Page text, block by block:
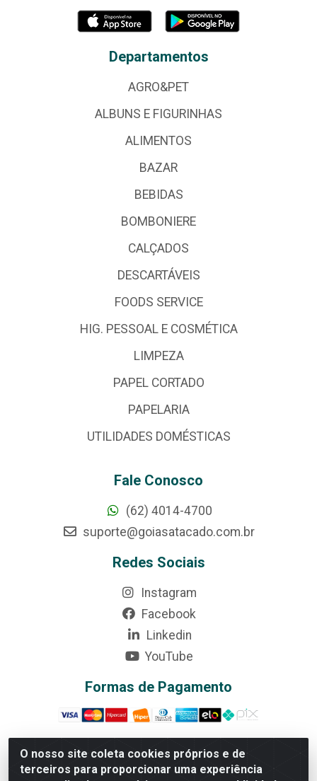
O nosso site coleta cookies próprios e de
terceiros para proporcionar uma experiência
Departamentos
AGRO&PET
ALBUNS E FIGURINHAS
ALIMENTOS
BAZAR
BEBIDAS
BOMBONIERE
CALÇADOS
DESCARTÁVEIS
FOODS SERVICE
HIG. PESSOAL E COSMÉTICA
LIMPEZA
PAPEL CORTADO
PAPELARIA
UTILIDADES DOMÉSTICAS
Fale Conosco
(62) 4014-4700
suporte@goiasatacado.com.br
Redes Sociais
Instagram
Facebook
Linkedin
YouTube
Formas de Pagamento
Rede Brasil - Avenida Universitária, nº 3860, Jardim das